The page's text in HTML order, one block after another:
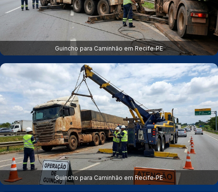
Guincho para Caminhão em Recife‑PE
Guincho para Caminhão em Recife‑PE